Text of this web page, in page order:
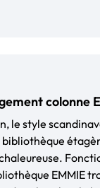
colonne
le style
EMMIE